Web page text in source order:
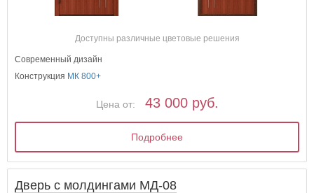
Доступны различные цветовые решения
Современный дизайн
Конструкция МК 800+
Цена от: 43 000 руб.
Подробнее
Дверь с молдингами МД-08